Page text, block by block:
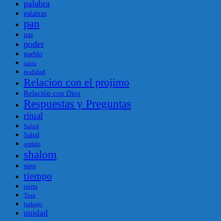
palabra
palabras
pan
paz
poder
pueblo
razón
realidad
Relacion con el projimo
Relación con Dios
Respuestas y Preguntas
ritual
Salud
Salud
sentido
shalom
siete
tiempo
tierra
Tora
trabajo
unidad